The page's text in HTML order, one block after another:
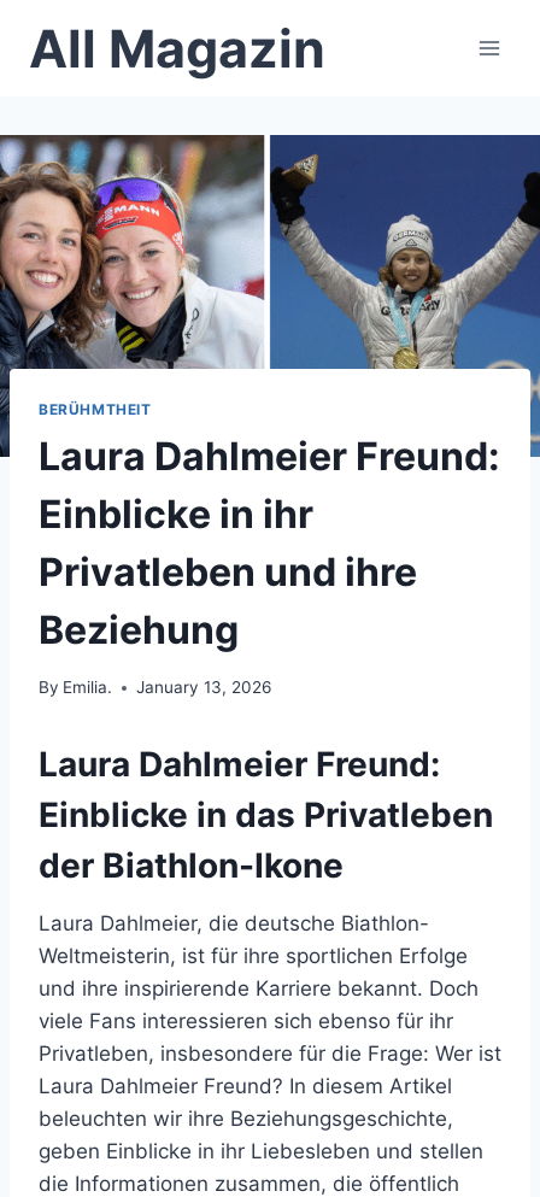
All Magazin
BERÜHMTHEIT
Laura Dahlmeier Freund:
Einblicke in ihr
Privatleben und ihre
Beziehung
By Emilia. January 13, 2026
Laura Dahlmeier Freund:
Einblicke in das Privatleben
der Biathlon-Ikone
Laura Dahlmeier, die deutsche Biathlon-
Weltmeisterin, ist für ihre sportlichen Erfolge
und ihre inspirierende Karriere bekannt. Doch
viele Fans interessieren sich ebenso für ihr
Privatleben, insbesondere für die Frage: Wer ist
Laura Dahlmeier Freund? In diesem Artikel
beleuchten wir ihre Beziehungsgeschichte,
geben Einblicke in ihr Liebesleben und stellen
die Informationen zusammen, die öffentlich